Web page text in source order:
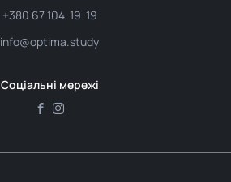
+380 67 104-19-19
info@optima.study
Соціальні мережі